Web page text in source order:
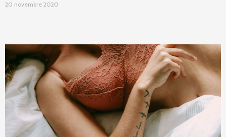
20 novembre 2020